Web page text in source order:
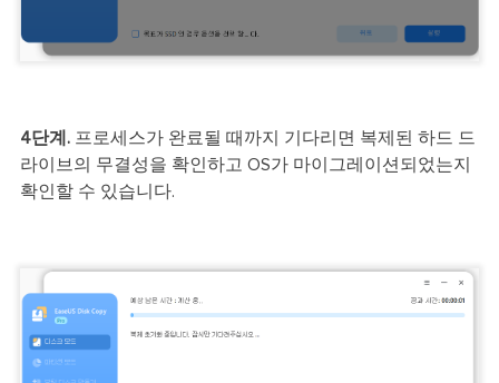
4단계.프로세스가 완료될 때까지 기다리면 복제된 하드 드
라이브의 무결성을 확인하고 OS가 마이그레이션되었는지
확인할 수 있습니다.